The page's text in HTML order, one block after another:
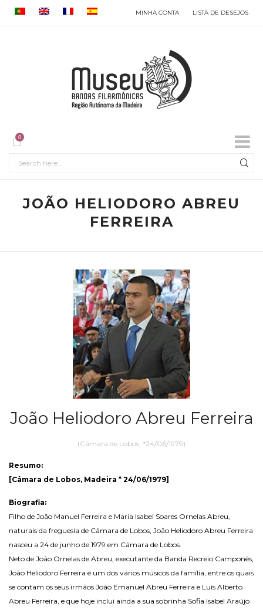
MINHA CONTA LISTA DE DESEJOS
0
JOÃO HELIODORO ABREU
FERREIRA
João Heliodoro Abreu Ferreira
(Câmara de Lobos, *24/06/1979)
Resumo:
[Câmara de Lobos, Madeira * 24/06/1979]
Biografia:
Filho de João Manuel Ferreira e Maria Isabel Soares Ornelas Abreu,
naturais da freguesia de Câmara de Lobos, João Heliodoro Abreu Ferreira
nasceu a 24 de junho de 1979 em Câmara de Lobos.
Neto de João Ornelas de Abreu, executante da Banda Recreio Camponês,
João Heliodoro Ferreira é um dos vários músicos da família, entre os quais
se contam os seus irmãos João Emanuel Abreu Ferreira e Luís Alberto
Abreu Ferreira, e que hoje inclui ainda a sua sobrinha Sofia Isabel Araújo